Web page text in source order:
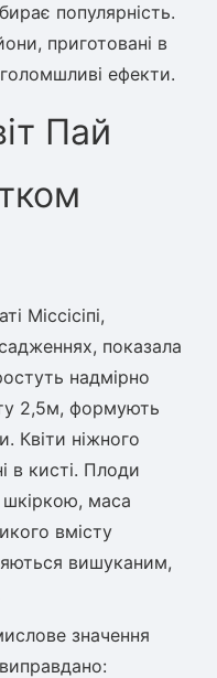
популярність.
приготовані в
ефекти.
Пай
Міссісіпі,
показала
надмірно
2,5м, формують
Квіти ніжного
в кисті. Плоди
маса
вмісту
вишуканим,
значення